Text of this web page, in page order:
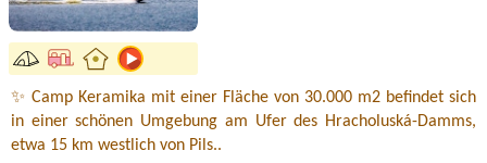
✨ Camp Keramika mit einer Fläche von 30.000 m2 befindet sich
in einer schönen Umgebung am Ufer des Hracholuská-Damms,
etwa 15 km westlich von Pils..